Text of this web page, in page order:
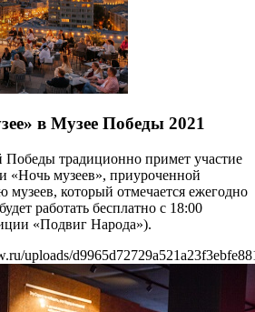
в Музее Победы 2021
Победы традиционно примет участие
«Ночь музеев», приуроченной
который отмечается ежегодно
работать бесплатно с 18:00
«Подвиг Народа»).
uploads/